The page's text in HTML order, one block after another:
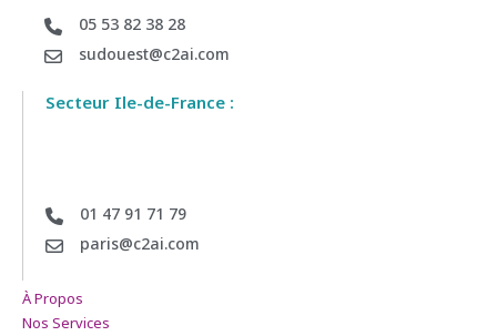
05 53 82 38 28
sudouest@c2ai.com
Secteur Ile-de-France :
01 47 91 71 79
paris@c2ai.com
À Propos
Nos Services